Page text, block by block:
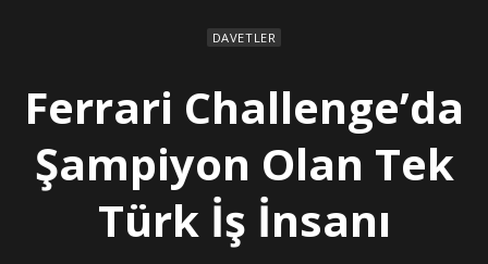
DAVETLER
Ferrari Challenge’da
Şampiyon Olan Tek
Türk İş İnsanı